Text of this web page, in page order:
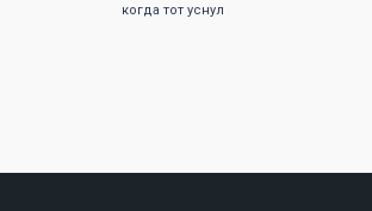
когда тот уснул